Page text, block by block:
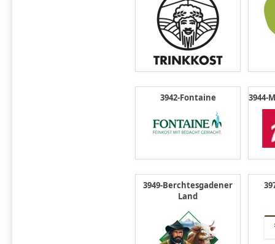
3942-Fontaine 3944-
3949-Berchtesgadener
Land